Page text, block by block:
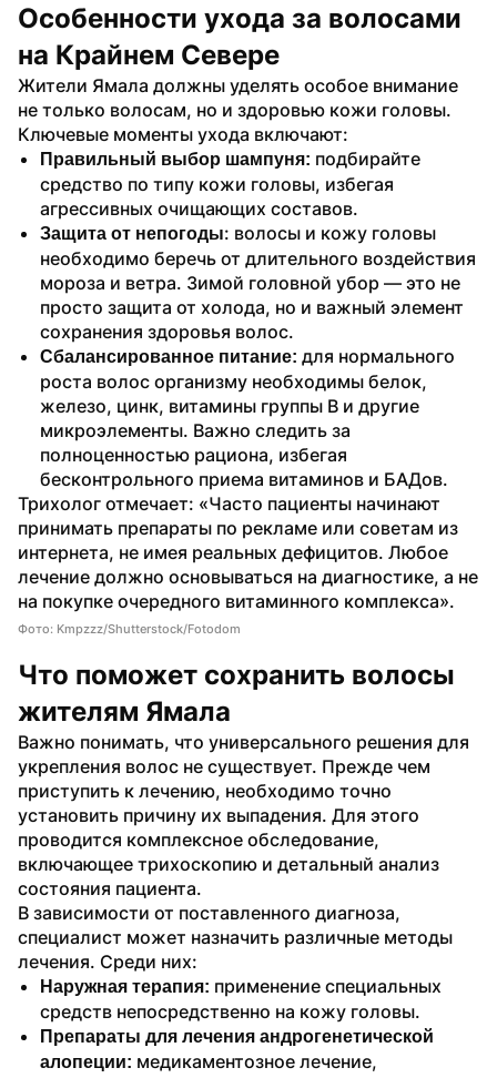
Особенности ухода за волосами
на Крайнем Севере
Жители Ямала должны уделять особое внимание
не только волосам, но и здоровью кожи головы.
Ключевые моменты ухода включают:
Правильный выбор шампуня: подбирайте
средство по типу кожи головы, избегая
агрессивных очищающих составов.
Защита от непогоды: волосы и кожу головы
необходимо беречь от длительного воздействия
мороза и ветра. Зимой головной убор — это не
просто защита от холода, но и важный элемент
сохранения здоровья волос.
Сбалансированное питание: для нормального
роста волос организму необходимы белок,
железо, цинк, витамины группы В и другие
микроэлементы. Важно следить за
полноценностью рациона, избегая
бесконтрольного приема витаминов и БАДов.
Трихолог отмечает: «Часто пациенты начинают
принимать препараты по рекламе или советам из
интернета, не имея реальных дефицитов. Любое
лечение должно основываться на диагностике, а не
на покупке очередного витаминного комплекса».
Фото: Kmpzzz/Shutterstock/Fotodom
Что поможет сохранить волосы
жителям Ямала
Важно понимать, что универсального решения для
укрепления волос не существует. Прежде чем
приступить к лечению, необходимо точно
установить причину их выпадения. Для этого
проводится комплексное обследование,
включающее трихоскопию и детальный анализ
состояния пациента.
В зависимости от поставленного диагноза,
специалист может назначить различные методы
лечения. Среди них:
Наружная терапия: применение специальных
средств непосредственно на кожу головы.
Препараты для лечения андрогенетической
алопеции: медикаментозное лечение,